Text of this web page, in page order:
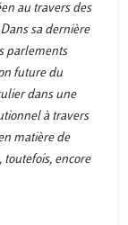
au travers des
sa dernière
parlements
future du
dans une
à travers
matière de
encore